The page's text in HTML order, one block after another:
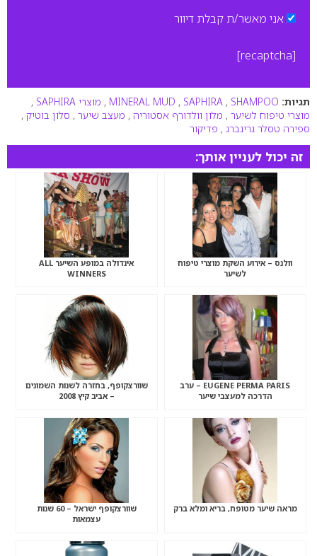
אני מאשר/ת קבלת דיוור
[recaptcha]
תגיות: MINERAL MUD , SAPHIRA , SHAMPOO
, מוצרי SAPHIRA
,
מוצרי טיפוח לשיער , מלון וולדורף אסטוריה , מעצב שיער , סלון בוטיק ,
ספירה טסלר גרינברג , פדיקור
זה יכול לעניין אותך:
וולנס – אירוע השקת מוצרי טיפוח
לשיער
אינדולה במופע השיער ALL
WINNERS
EUGENE PERMA PARIS – ערב
הדרכה למעצבי שיער
שוורצקופף, בחזרה לשנות השמונים
– אביב קיץ 2008
מראה שיער מטופח, בריא ומלא ברק
שוורצקופף ישראל – 60 שנות
עצמאות